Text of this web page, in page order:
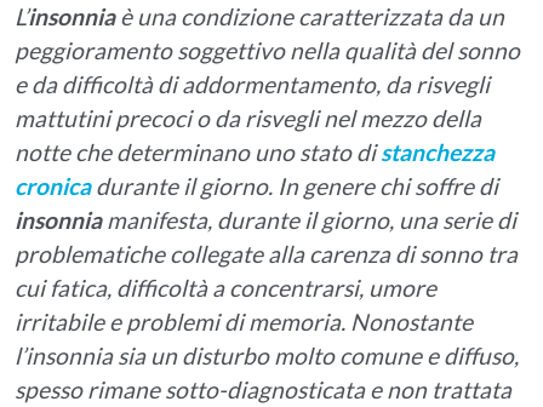
L’insonniaè una condizione caratterizzata da un
peggioramento soggettivo nella qualità del sonno
e da difficoltà di addormentamento, da risvegli
mattutini precoci o da risvegli nel mezzo della
notte che determinano uno stato distanchezza
cronicadurante il giorno. In genere chi soffre di
insonniamanifesta, durante il giorno, una serie di
problematiche collegate alla carenza di sonno tra
cui fatica, difficoltà a concentrarsi, umore
irritabile e problemi di memoria. Nonostante
l’insonnia sia un disturbo molto comune e diffuso,
spesso rimane sotto-diagnosticata e non trattata